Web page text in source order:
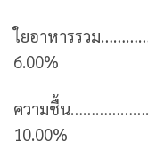
ใยอาหารรวม
6.00%
ความชื้น
10.00%